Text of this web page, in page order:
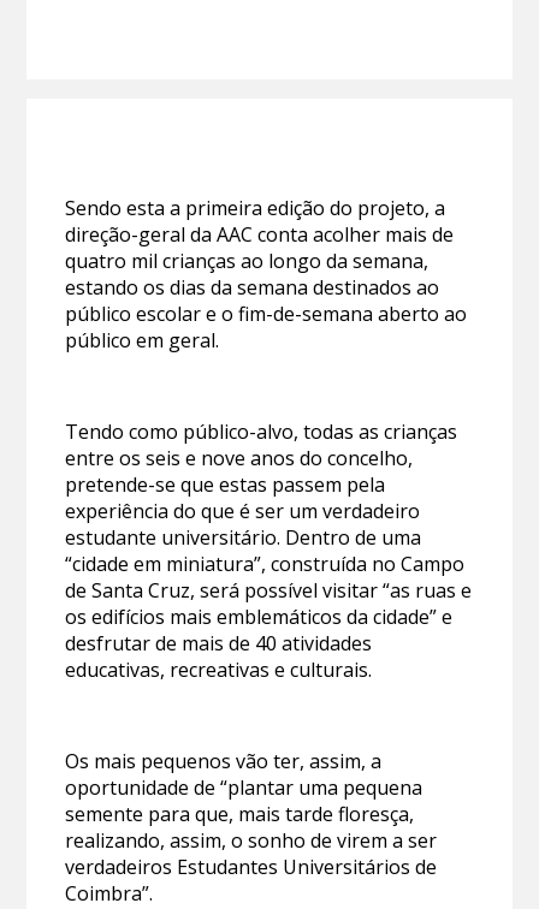
Sendo esta a primeira edição do projeto, a
direção-geral da AAC conta acolher mais de
quatro mil crianças ao longo da semana,
estando os dias da semana destinados ao
público escolar e o fim-de-semana aberto ao
público em geral.
Tendo como público-alvo, todas as crianças
entre os seis e nove anos do concelho,
pretende-se que estas passem pela
experiência do que é ser um verdadeiro
estudante universitário. Dentro de uma
“cidade em miniatura”, construída no Campo
de Santa Cruz, será possível visitar “as ruas e
os edifícios mais emblemáticos da cidade” e
desfrutar de mais de 40 atividades
educativas, recreativas e culturais.
Os mais pequenos vão ter, assim, a
oportunidade de “plantar uma pequena
semente para que, mais tarde floresça,
realizando, assim, o sonho de virem a ser
verdadeiros Estudantes Universitários de
Coimbra”.